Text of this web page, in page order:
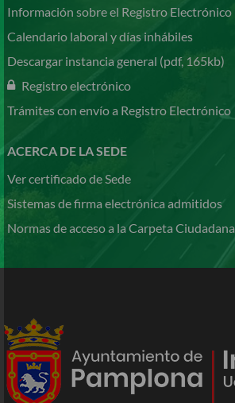
Información sobre el Registro Electrónico
Calendario laboral y días inhábiles
Descargar instancia general (pdf, 165kb)
Registro electrónico
Trámites con envío a Registro Electrónico
ACERCA DE LA SEDE
Ver certificado de Sede
Sistemas de firma electrónica admitidos
Normas de acceso a la Carpeta Ciudadana